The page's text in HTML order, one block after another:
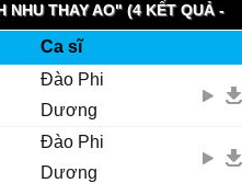
NHU THAY AO" (4 KẾT QUẢ -
Ca sĩ
Đào Phi
Dương
Đào Phi
Dương